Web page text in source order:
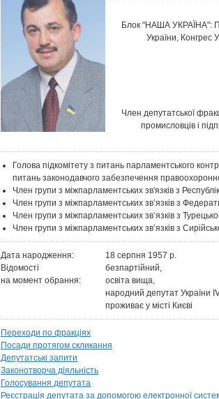
Блок "НАША УКРАЇНА":
України, Конгрес
Член депутатської
промисловців і
Голова підкомітету з питань парламентського
питань законодавчого забезпечення
Член групи з міжпарламентських зв'язків з
Член групи з міжпарламентських зв’язків з
Член групи з міжпарламентських зв’язків з
Член групи з міжпарламентських зв’язків з
Дата народження:
18 серпня 1957 р.
Відомості
на момент обрання:
безпартійний,
освіта вища,
народний депутат України
проживає у місті Києві
Переходи по фракціях
Посади протягом скликання
Депутатські запити
Законотворча діяльність
Голосування депутата
Реєстрація депутата за допомогою електронної